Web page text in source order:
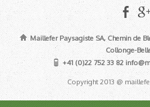
Maillefer Paysagiste SA, Chemin de
Collonge-
+41 (0)22 752 33 82
Copyright 2013 @